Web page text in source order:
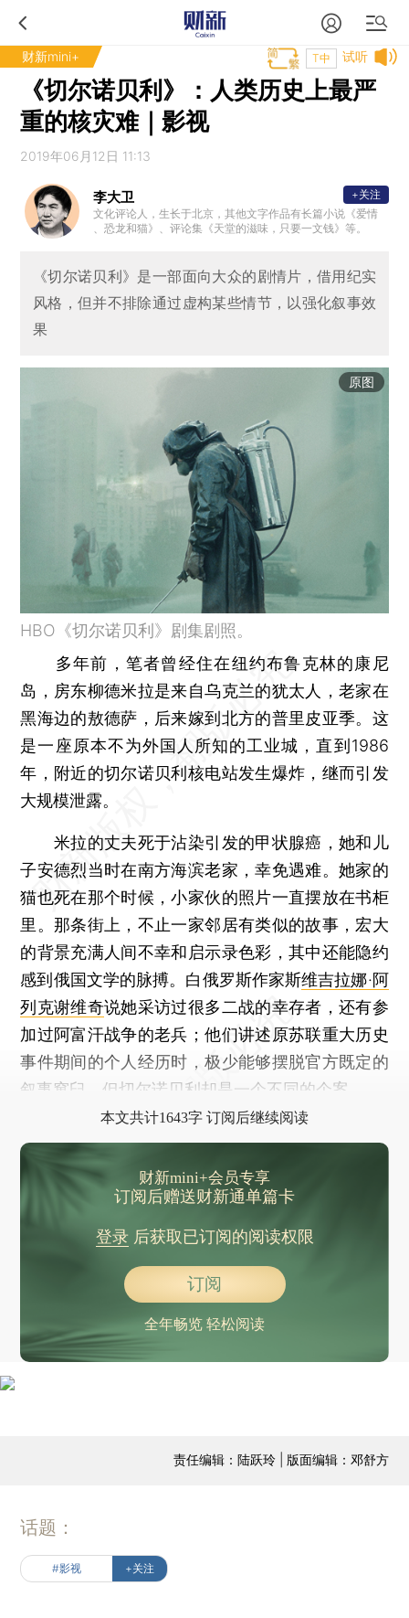
财新mini+ 试听
T中
《切尔诺贝利》：人类历史上最严
重的核灾难｜影视
2019年06月12日 11:13
李大卫
文化评论人，生长于北京，其他文字作品有长篇小说《爱情
、恐龙和猫》、评论集《天堂的滋味，只要一文钱》等。
+关注
《切尔诺贝利》是一部面向大众的剧情片，借用纪实
风格，但并不排除通过虚构某些情节，以强化叙事效
果
原图
HBO《切尔诺贝利》剧集剧照。
多年前，笔者曾经住在纽约布鲁克林的康尼
岛，房东柳德米拉是来自乌克兰的犹太人，老家在
黑海边的敖德萨，后来嫁到北方的普里皮亚季。这
是一座原本不为外国人所知的工业城，直到1986
年，附近的切尔诺贝利核电站发生爆炸，继而引发
大规模泄露。
米拉的丈夫死于沾染引发的甲状腺癌，她和儿
子安德烈当时在南方海滨老家，幸免遇难。她家的
猫也死在那个时候，小家伙的照片一直摆放在书柜
里。那条街上，不止一家邻居有类似的故事，宏大
的背景充满人间不幸和启示录色彩，其中还能隐约
感到俄国文学的脉搏。白俄罗斯作家斯维吉拉娜·阿
列克谢维奇说她采访过很多二战的幸存者，还有参
加过阿富汗战争的老兵；他们讲述原苏联重大历史
事件期间的个人经历时，极少能够摆脱官方既定的
叙事窠臼。但切尔诺贝利却是一个不同的个案。
本文共计1643字 订阅后继续阅读
财新mini+会员专享
订阅后赠送财新通单篇卡
登录后获取已订阅的阅读权限
订阅
全年畅览 轻松阅读
责任编辑：陆跃玲 | 版面编辑：邓舒方
话题：
#影视 +关注